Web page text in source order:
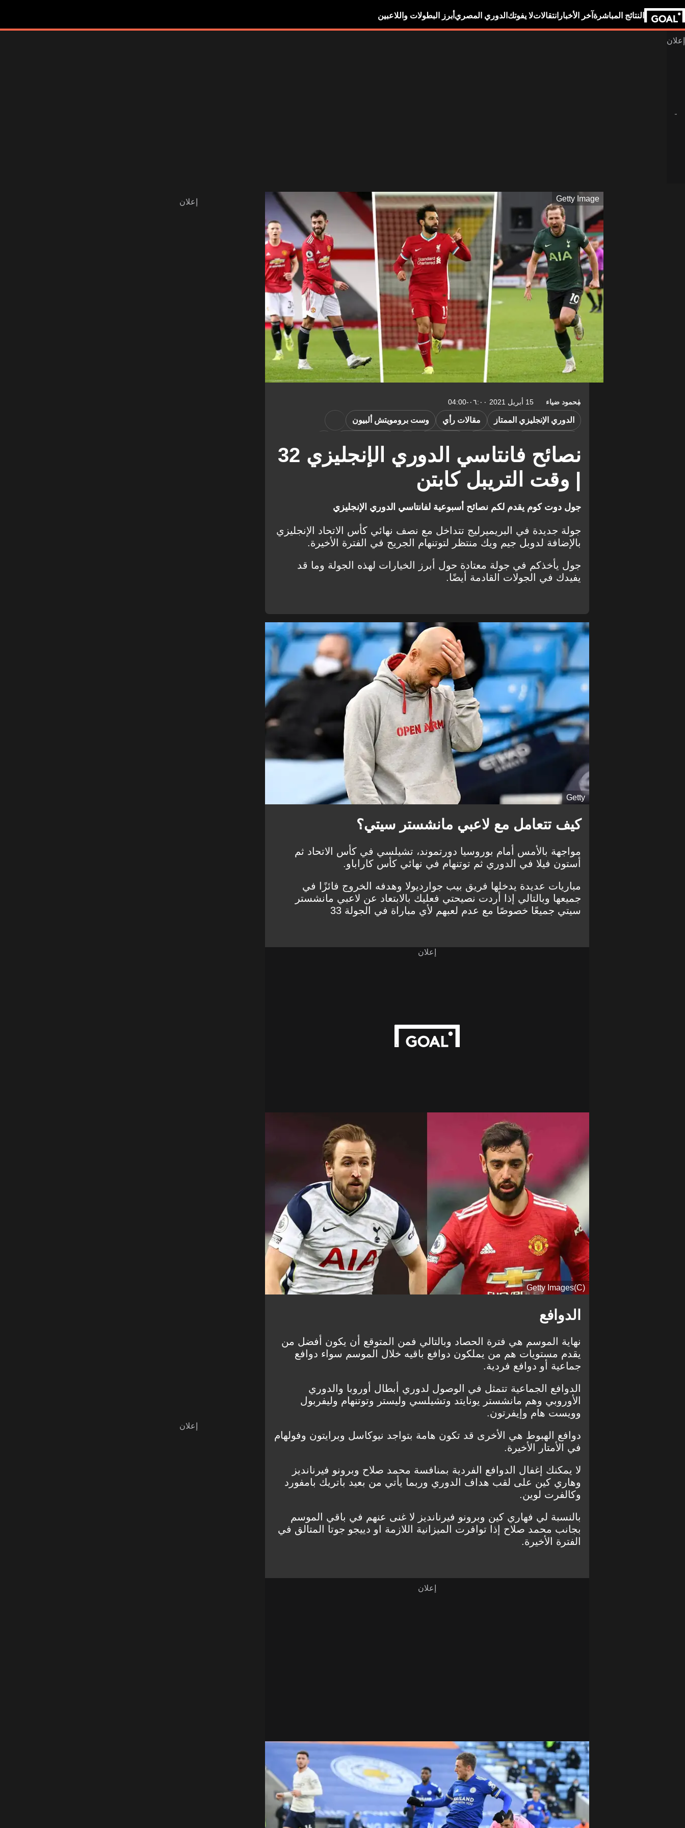
النتائج المباشرة آخر الأخبار انتقالاتلا يفوتك الدوري المصري أبرز البطولات واللاعبين
Getty Image
محمود ضياء 15 أبريل 2021 ٠٦:٠٠-04:00
نصائح فانتاسي الدوري الإنجليزي 32
| وقت التريبل كابتن
الدوري الإنجليزي الممتاز مقالات رأي وست برومويتش ألبيون
هاري كين وولفرهامبتون مانشستر يونايتد رياض محرز
برونو فيرنانديز ساوثامبتون ليدز يونايتد
وست هام محمد صلاح شيفيلد يونايتد
توتنهام هوتسبير
جواو كانسيلو مانشستر سيتي آرسنال تشيلسي
فقرات ومقالات ليفربول إيفرتون ليستر سيتي
جول دوت كوم يقدم لكم نصائح أسبوعية لفانتاسي الدوري الإنجليزي
جولة جديدة في البريميرليج تتداخل مع نصف نهائي كأس الاتحاد الإنجليزي
بالإضافة لدوبل جيم ويك منتظر لتوتنهام الجريح في الفترة الأخيرة.
جول يأخذكم في جولة معتادة حول أبرز الخيارات لهذه الجولة وما قد
يفيدك في الجولات القادمة أيضًا.
Getty
كيف تتعامل مع لاعبي مانشستر سيتي؟
مواجهة بالأمس أمام بوروسيا دورتموند، تشيلسي في كأس الاتحاد ثم
أستون فيلا في الدوري ثم توتنهام في نهائي كأس كاراباو.
مباريات عديدة يدخلها فريق بيب جوارديولا وهدفه الخروج فائزًا في
جميعها وبالتالي إذا أردت نصيحتي فعليك بالابتعاد عن لاعبي مانشستر
سيتي جميعًا خصوصًا مع عدم لعبهم لأي مباراة في الجولة 33
إعلان
(C)Getty Images
الدوافع
نهاية الموسم هي فترة الحصاد وبالتالي فمن المتوقع أن يكون أفضل من
يقدم مستويات هم من يملكون دوافع باقيه خلال الموسم سواء دوافع
جماعية أو دوافع فردية.
الدوافع الجماعية تتمثل في الوصول لدوري أبطال أوروبا والدوري
الأوروبي وهم مانشستر يونايتد وتشيلسي وليستر وتوتنهام وليفربول
وويست هام وإيفرتون.
دوافع الهبوط هي الأخرى قد تكون هامة بتواجد نيوكاسل وبرايتون وفولهام
في الأمتار الأخيرة.
لا يمكنك إغفال الدوافع الفردية بمنافسة محمد صلاح وبرونو فيرنانديز
وهاري كين على لقب هداف الدوري وربما يأتي من بعيد باتريك بامفورد
وكالفرت لوين.
بالنسبة لي فهاري كين وبرونو فيرنانديز لا غنى عنهم في باقي الموسم
بجانب محمد صلاح إذا توافرت الميزانية اللازمة او دييجو جوتا المتالق في
الفترة الأخيرة.